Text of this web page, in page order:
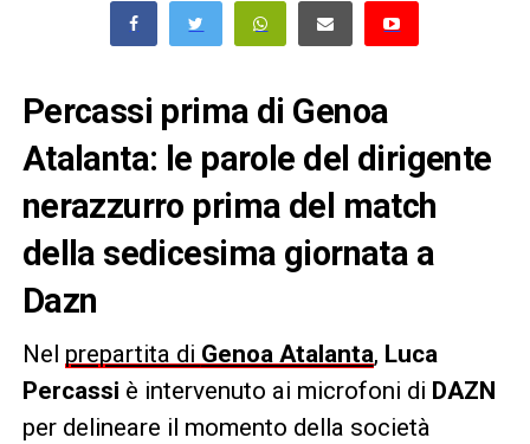
Percassi prima di Genoa
Atalanta: le parole del dirigente
nerazzurro prima del match
della sedicesima giornata a
Dazn
Nel prepartita di Genoa Atalanta, Luca
Percassi è intervenuto ai microfoni di DAZN
per delineare il momento della società